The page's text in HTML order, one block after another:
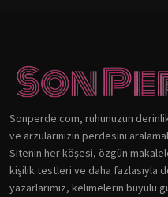
Sonperde.com, ruhunuzun
ve arzularınızın perdesini
Sitenin her köşesi, özgün
kişilik testleri ve daha fazlasıyla
yazarlarımız, kelimelerin büyülü